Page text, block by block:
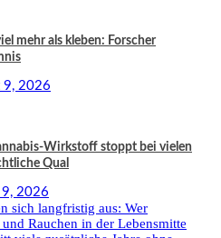
mehr als kleben: Forscher
9, 2026
Wirkstoff stoppt bei vielen
Qual
2026